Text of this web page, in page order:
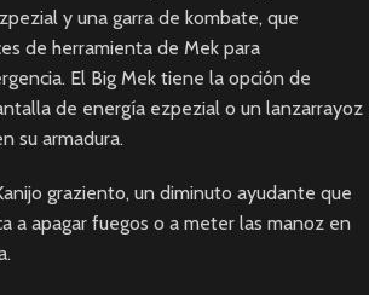
y una garra de kombate, que
de herramienta de Mek para
El Big Mek tiene la opción de
de energía ezpezial o un lanzarrayoz
su armadura.
graziento, un diminuto ayudante que
a apagar fuegos o a meter las manoz en